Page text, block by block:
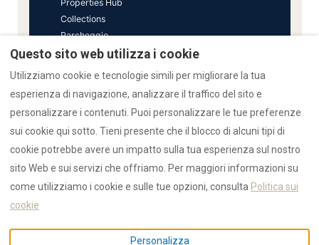
Properties Hub
Collections
Parcheggio
GUIDES & SUPPORT
Guide Olbia
FAQ
Emergenza
Contatti
riservati © 2026
Questo sito web utilizza i cookie
Utilizziamo cookie e tecnologie simili per migliorare la tua
esperienza di navigazione, analizzare il traffico del sito e
personalizzare i contenuti. Puoi personalizzare le tue preferenze
sui cookie qui sotto. Tieni presente che il blocco di alcuni tipi di
cookie potrebbe avere un impatto sulla tua esperienza sul nostro
sito Web e sui servizi che offriamo. Per maggiori informazioni su
come utilizziamo i cookie e sulle tue opzioni, consulta Politica sui
cookie
Personalizza